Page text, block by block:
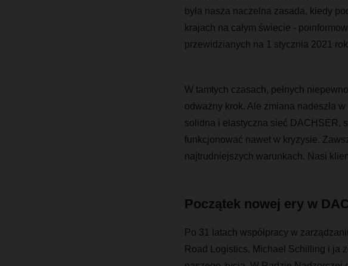
była nasza naczelna zasada, kiedy
krajach na całym świecie -
przewidzianych na 1 stycznia 2021
W tamtych czasach, pełnych
odważny krok. Ale zmiana nadeszła
solidna i elastyczna sieć DACHSER,
funkcjonować nawet w kryzysie.
najtrudniejszych warunkach. Nasi
Początek nowej ery w
Po 31 latach współpracy w
Road Logistics, Michael Schilling i ja